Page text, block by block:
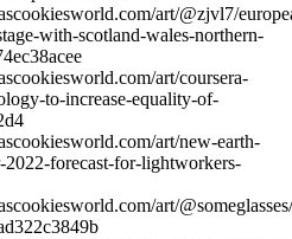
art/@zjvl7/
with-scotland-wales-northern-
art/coursera-
to-increase-equality-of-
art/new-earth-
2022-forecast-for-lightworkers-
art/